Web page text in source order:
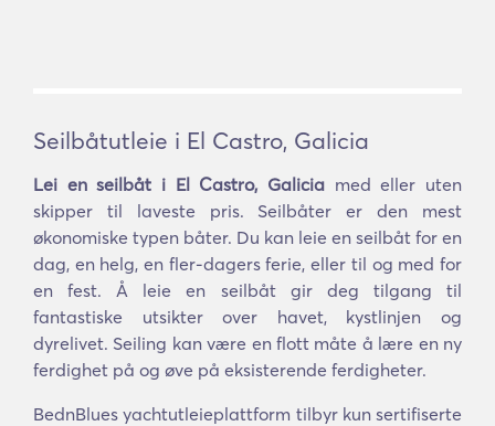
Seilbåtutleie i El Castro, Galicia
Lei en seilbåt i El Castro, Galicia med eller uten
skipper til laveste pris. Seilbåter er den mest
økonomiske typen båter. Du kan leie en seilbåt for en
dag, en helg, en fler-dagers ferie, eller til og med for
en fest. Å leie en seilbåt gir deg tilgang til
fantastiske utsikter over havet, kystlinjen og
dyrelivet. Seiling kan være en flott måte å lære en ny
ferdighet på og øve på eksisterende ferdigheter.
BednBlues yachtutleieplattform tilbyr kun sertifiserte